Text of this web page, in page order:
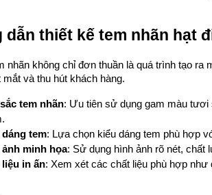
dẫn thiết kế tem nhãn hạt
nhãn không chỉ đơn thuần là quá trình tạo
mắt và thu hút khách hàng.
tem nhãn: Ưu tiên sử dụng gam màu tươi
dáng tem: Lựa chọn kiểu dáng tem phù hợp
ảnh minh họa: Sử dụng hình ảnh rõ nét, chất
liệu in ấn: Xem xét các chất liệu phù hợp